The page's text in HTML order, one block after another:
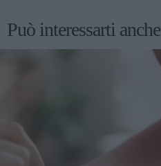
Può interessarti anche